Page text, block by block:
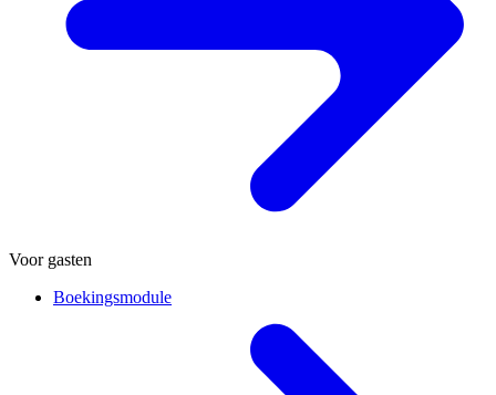
Voor gasten
Boekingsmodule